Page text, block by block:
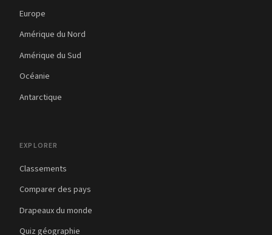
Europe
Amérique du Nord
Amérique du Sud
Océanie
Antarctique
EXPLORER
Classements
Comparer des pays
Drapeaux du monde
Quiz géographie